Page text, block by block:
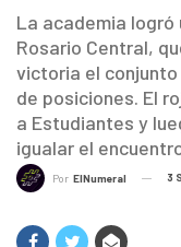
La academia
Rosario Central,
victoria el
de posiciones. El
a Estudiantes y
igualar el
Por ElNumeral 3